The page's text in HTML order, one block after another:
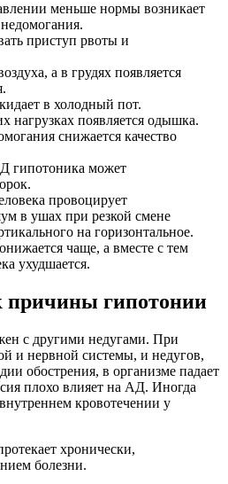
меньше нормы возникает
приступ рвоты и
а в грудях появляется
в холодный пот.
нагрузках появляется одышка.
снижается качество
гипотоника может
провоцирует
в ушах при резкой смене
на горизонтальное.
чаще, а вместе с тем
ухудшается.
причины гипотонии
с другими недугами. При
и нервной системы, и недугов,
обострения, в организме падает
плохо влияет на АД. Иногда
кровотечении у
хронически,
болезни.